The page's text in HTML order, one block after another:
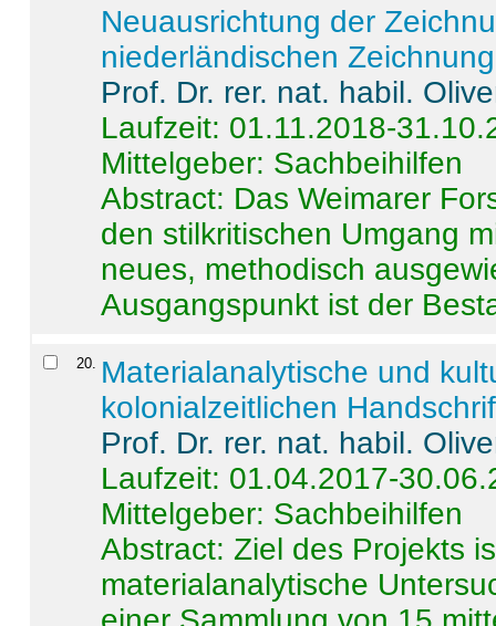
Neuausrichtung der
niederländischen
Prof. Dr. rer. nat. habil.
Laufzeit: 01.11.2018-
Mittelgeber: Sachbeihilfen
Abstract: Das Weimarer
den stilkritischen Umgang
neues, methodisch
Ausgangspunkt ist der
20
Materialanalytische und
kolonialzeitlichen
Prof. Dr. rer. nat. habil.
Laufzeit: 01.04.2017-
Mittelgeber: Sachbeihilfen
Abstract:Ziel des Projekts
materialanalytische